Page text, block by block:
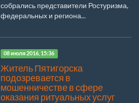
собрались представители Ростуризма,
федеральных и региона...
08 июля 2016, 15:36
Житель Пятигорска
подозревается в
мошенничестве в сфере
оказания ритуальных услуг